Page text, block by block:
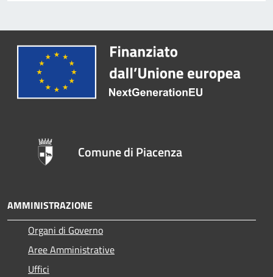
Comune di Piacenza
AMMINISTRAZIONE
Organi di Governo
Aree Amministrative
Uffici